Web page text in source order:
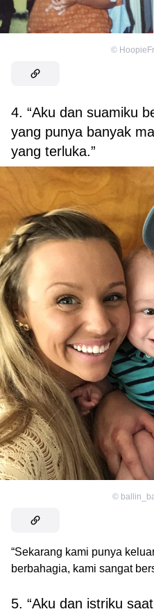
©
4. “Aku dan suamiku
yang punya banyak
yang terluka.”
©
“Sekarang kami punya
berbahagia, kami sangat
5. “Aku dan istriku